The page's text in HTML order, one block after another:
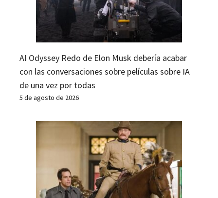
AI Odyssey Redo de Elon Musk debería acabar
con las conversaciones sobre películas sobre IA
de una vez por todas
5 de agosto de 2026